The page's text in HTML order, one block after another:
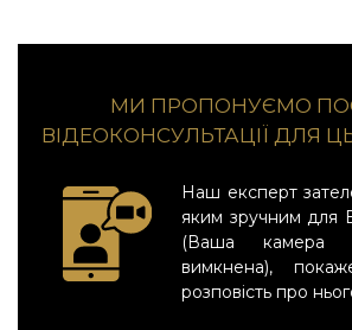
МИ ПРОПОНУЄМО
ВІДЕОКОНСУЛЬТАЦІЇ ДЛЯ
Наш експерт
яким зручним для
(Ваша камера
вимкнена),
розповість про